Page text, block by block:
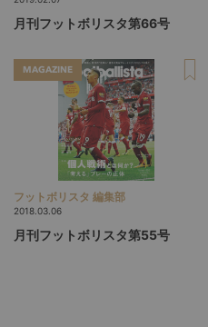
月刊フットボリスタ第66号
MAGAZINE
フットボリスタ 編集部
2018.03.06
月刊フットボリスタ第55号